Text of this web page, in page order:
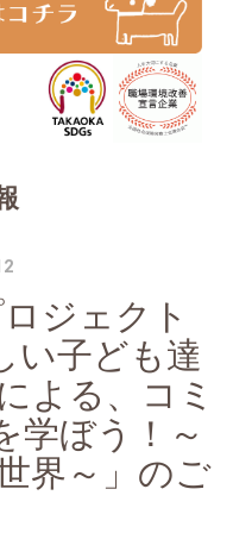
ジェクト
い子ども達
よる、コミ
学ぼう！～
界～」のご